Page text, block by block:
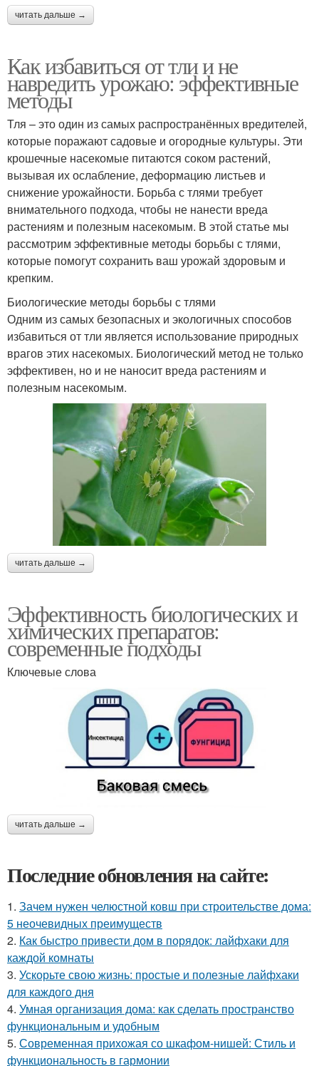
читать дальше →
Как избавиться от тли и не
навредить урожаю: эффективные
методы
Тля – это один из самых распространённых вредителей,
которые поражают садовые и огородные культуры. Эти
крошечные насекомые питаются соком растений,
вызывая их ослабление, деформацию листьев и
снижение урожайности. Борьба с тлями требует
внимательного подхода, чтобы не нанести вреда
растениям и полезным насекомым. В этой статье мы
рассмотрим эффективные методы борьбы с тлями,
которые помогут сохранить ваш урожай здоровым и
крепким.
Биологические методы борьбы с тлями
Одним из самых безопасных и экологичных способов
избавиться от тли является использование природных
врагов этих насекомых. Биологический метод не только
эффективен, но и не наносит вреда растениям и
полезным насекомым.
читать дальше →
Эффективность биологических и
химических препаратов:
современные подходы
Ключевые слова
читать дальше →
Последние обновления на сайте:
1. Зачем нужен челюстной ковш при строительстве дома:
5 неочевидных преимуществ
2. Как быстро привести дом в порядок: лайфхаки для
каждой комнаты
3. Ускорьте свою жизнь: простые и полезные лайфхаки
для каждого дня
4. Умная организация дома: как сделать пространство
функциональным и удобным
5. Современная прихожая со шкафом-нишей: Стиль и
функциональность в гармонии